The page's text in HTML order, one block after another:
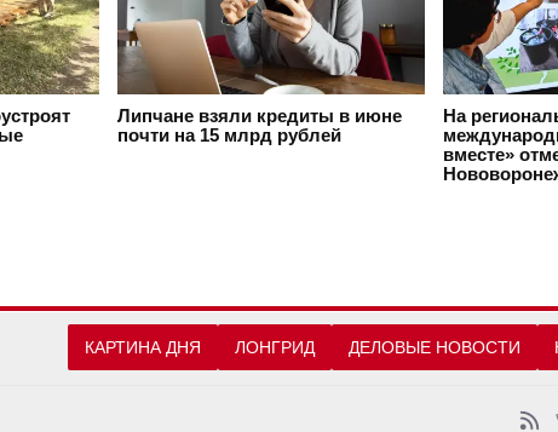
Липчане взяли кредиты в июне
почти на 15 млрд рублей
На
вместе»
КАРТИНА ДНЯ ЛОНГРИД ДЕЛОВЫЕ НОВОСТИ